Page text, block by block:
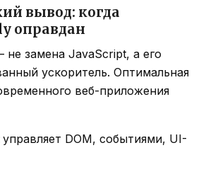
вывод: когда
оправдан
не замена JavaScript, а его
ускоритель. Оптимальная
веб-приложения
управляет DOM, событиями, UI-